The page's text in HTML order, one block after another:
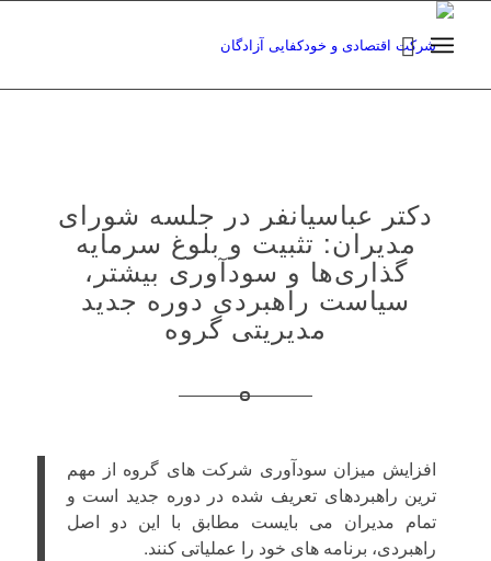
دکتر عباسیانفر در جلسه شورای
مدیران: تثبیت و بلوغ سرمایه
گذاری‌ها و سودآوری بیشتر،
سیاست راهبردی دوره جدید
مدیریتی گروه
افزایش میزان سودآوری شرکت های گروه از مهم
ترین راهبردهای تعریف شده در دوره جدید است و
تمام مدیران می بایست مطابق با این دو اصل
راهبردی، برنامه های خود را عملیاتی کنند.